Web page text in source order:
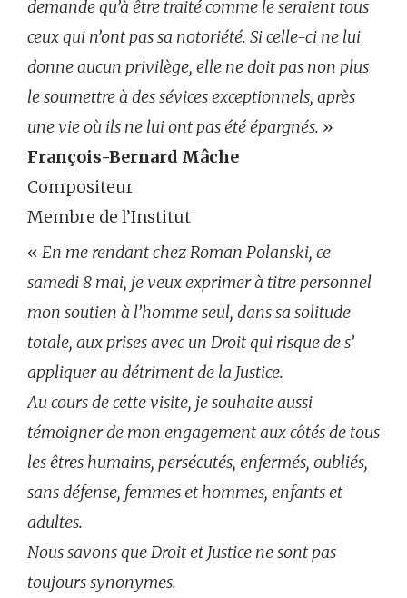
demande qu’à être traité comme le seraient tous
ceux qui n’ont pas sa notoriété. Si celle-ci ne lui
donne aucun privilège, elle ne doit pas non plus
le soumettre à des sévices exceptionnels, après
une vie où ils ne lui ont pas été épargnés. »
François-Bernard Mâche
Compositeur
Membre de l’Institut
« En me rendant chez Roman Polanski, ce
samedi 8 mai, je veux exprimer à titre personnel
mon soutien à l’homme seul, dans sa solitude
totale, aux prises avec un Droit qui risque de s’
appliquer au détriment de la Justice.
Au cours de cette visite, je souhaite aussi
témoigner de mon engagement aux côtés de tous
les êtres humains, persécutés, enfermés, oubliés,
sans défense, femmes et hommes, enfants et
adultes.
Nous savons que Droit et Justice ne sont pas
toujours synonymes.